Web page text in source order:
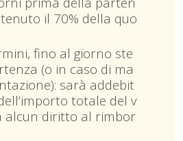
il 70% della quo
fino al giorno ste
(o in caso di ma
sarà addebit
totale del v
alcun diritto al rimbor